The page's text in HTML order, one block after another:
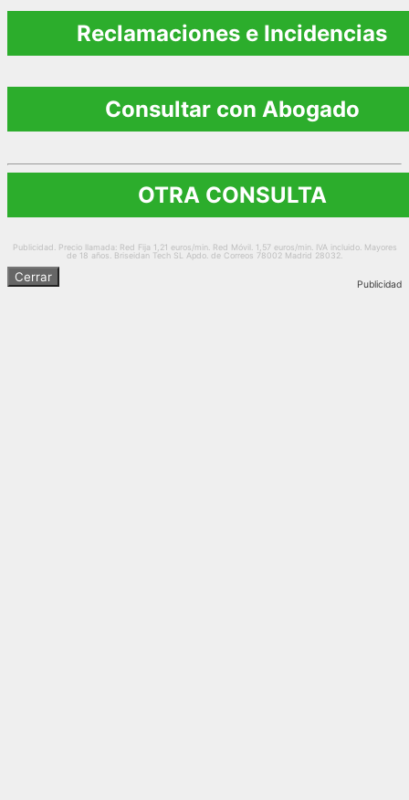
Reclamaciones e Incidencias
Consultar con Abogado
OTRA CONSULTA
Publicidad. Precio llamada: Red Fija 1,21 euros/min. Red Móvil. 1,57 euros/min. IVA incluido. Mayores
de 18 años. Briseidan Tech SL Apdo. de Correos 78002 Madrid 28032.
Publicidad
Cerrar